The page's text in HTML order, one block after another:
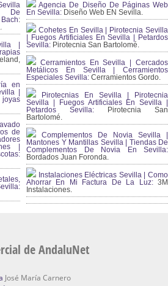
De
:
|
en
|
de
|
Agencia De Diseño De Páginas Web
En Sevilla: Diseño Web EN Sevilla.
Cohetes En Sevilla | Pirotecnia Sevilla
| Fuegos Artificiales En Sevilla | Petardos
Sevilla: Pirotecnia San Bartolomé.
Cerramientos En Sevilla | Cercados
Metálicos En Sevilla | Cerramientos
Especiales Sevilla: Cerramientos Gordo.
Pirotecnias En Sevilla | Pirotecnia
Sevilla | Fuegos Artificiales En Sevilla |
Petardos Sevilla: Pirotecnia San
Bartolomé.
Complementos De Novia Sevilla |
Mantones Y Mantillas Sevilla | Tiendas De
Complementos De Novia En Sevilla:
Bordados Juan Foronda.
Instalaciones Eléctricas Sevilla | Como
Ahorrar En Mi Factura De La Luz:3M
Instalaciones.
de AndaluNet
José María Carnero